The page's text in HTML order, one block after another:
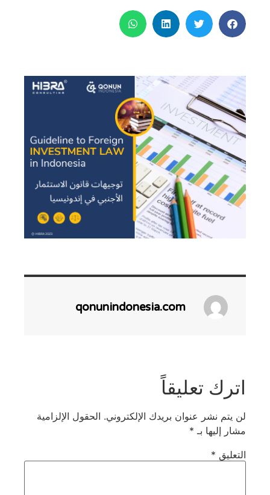
qonunindonesia.com
اترك تعليقاً
لن يتم نشر عنوان بريدك الإلكتروني. الحقول الإلزامية
مشار إليها بـ *
التعليق *